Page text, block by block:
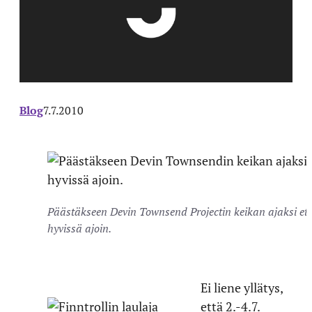
Blog7.7.2010
Päästäkseen Devin Townsend Projectin keikan ajaksi
hyvissä ajoin.
Ei liene yllätys,
että 2.-4.7.